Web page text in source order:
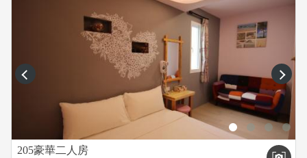
prev next
205豪華二人房